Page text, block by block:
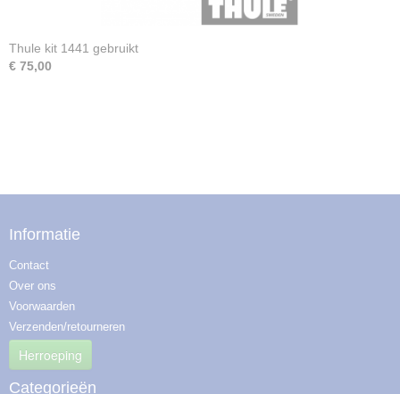
Thule kit 1441 gebruikt
€ 75,00
Informatie
Contact
Over ons
Voorwaarden
Verzenden/retourneren
Herroeping
Categorieën